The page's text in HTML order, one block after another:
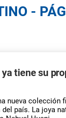
-
tiene su
nueva colección
país. La joya